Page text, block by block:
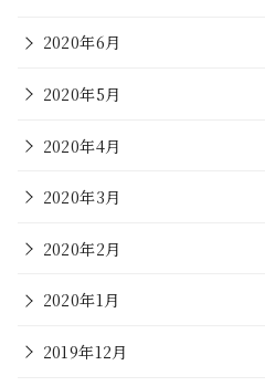
2020年6月
2020年5月
2020年4月
2020年3月
2020年2月
2020年1月
2019年12月